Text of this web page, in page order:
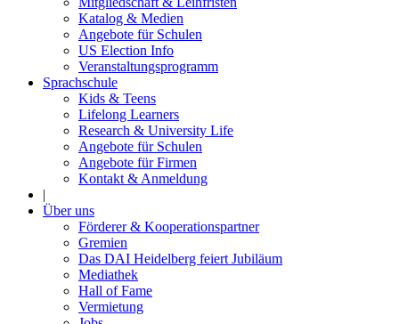
Katalog & Medien
Angebote für Schulen
US Election Info
Veranstaltungsprogramm
Sprachschule
Kids & Teens
Lifelong Learners
Research & University Life
Angebote für Schulen
Angebote für Firmen
Kontakt & Anmeldung
|
Über uns
Förderer & Kooperationspartner
Gremien
Das DAI Heidelberg feiert Jubiläum
Mediathek
Hall of Fame
Vermietung